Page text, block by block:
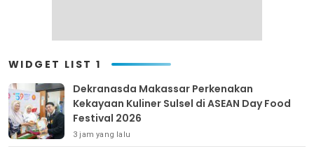
WIDGET LIST 1
Dekranasda Makassar Perkenakan
Kekayaan Kuliner Sulsel di ASEAN Day Food
Festival 2026
3 jam yang lalu